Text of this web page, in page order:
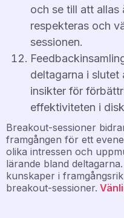
och se till att
respekteras och
sessionen.
deltagarna i slutet
insikter för
effektiviteten i
Breakout-sessioner
framgången för ett
olika intressen och
lärande bland
kunskaper i
breakout-sessioner.